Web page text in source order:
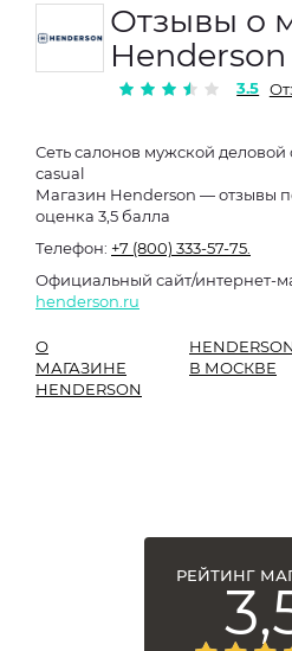
Отзывы о
Henderson
3.5
Сеть салонов мужской
сasual
Магазин Henderson — отзывы
оценка 3,5 балла
Телефон: +7 (800) 333-57-75.
henderson.ru
О
МАГАЗИНЕ
HENDERSON
В МОСКВЕ
РЕЙТИНГ